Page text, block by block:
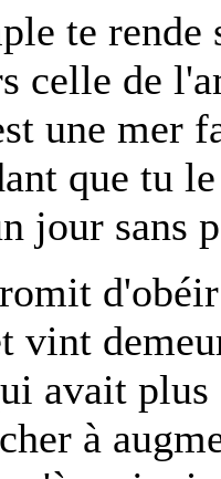
te
celle de
une mer
que tu
jour sans
vint
avait plus
à